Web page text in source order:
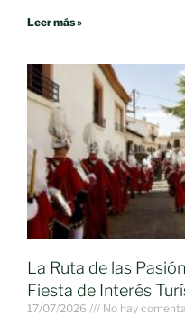
Leer más »
La Ruta de las
Fiesta de Interés
17/07/2026 No hay